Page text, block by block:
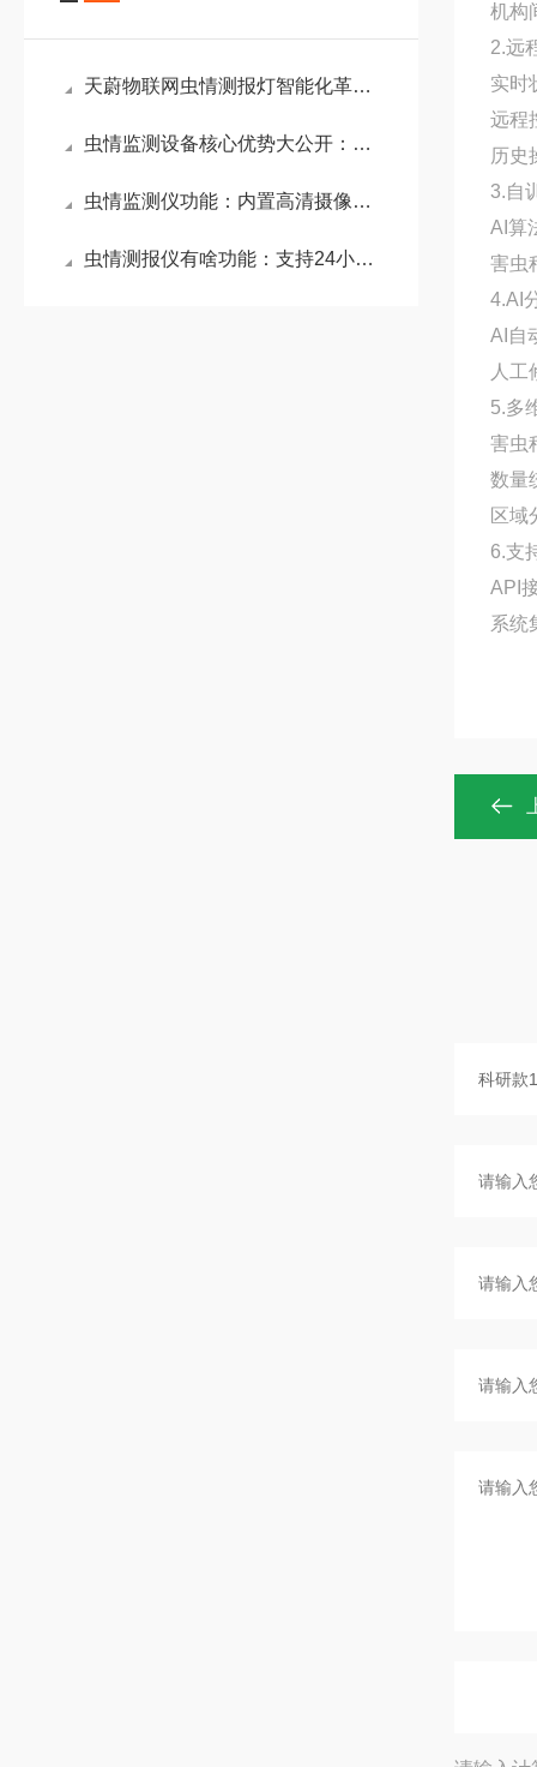
天蔚物联网虫情测报灯智能化革新：实现诱捕-拍照-识别-预警全流程自动化
虫情监测设备核心优势大公开：高清成像、远红外虫体处理、物联网传输
虫情监测仪功能：内置高清摄像头与自动平铺装置，能定时对虫体进行高清拍照
虫情测报仪有啥功能：支持24小时无人值守运行，数据实时传输，助力精准防控
机构
2.远
实时
远程
历史
3.自
AI算
害虫
4.AI
AI自
人工
5.多
害虫
数量
区域
6.支
API
系统